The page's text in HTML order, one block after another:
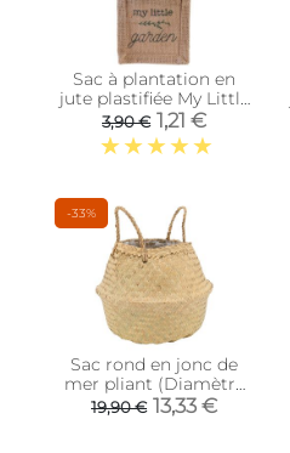
Sac à plantation en
jute plastifiée My Little
Market (10 cm)
3,90 € 1,21 €
-33%
Sac rond en jonc de
mer pliant (Diamètre
35 cm)
19,90 € 13,33 €